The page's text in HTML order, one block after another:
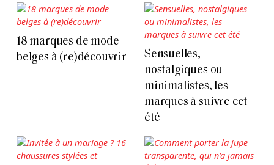
18 marques de mode
belges à (re)découvrir
Sensuelles,
nostalgiques ou
minimalistes, les
marques à suivre cet
été